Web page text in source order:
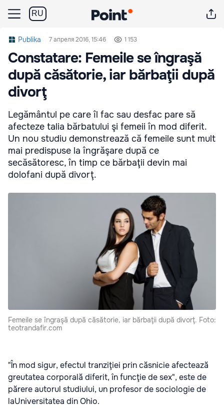
RU
Publika 7 апреля 2016, 15:46 1 153
Constatare: Femeile se îngraşă
după căsătorie, iar bărbaţii după
divorţ
Legământul pe care îl fac sau desfac pare să
afecteze talia bărbatului şi femeii în mod diferit.
Un nou studiu demonstrează că femeile sunt mult
mai predispuse la îngrăşare după ce
secăsătoresc, în timp ce bărbaţii devin mai
dolofani după divorţ.
Femeile se îngraşă după căsătorie, iar bărbaţii după divorţ. Foto:
teotrandafir.com
"În mod sigur, efectul tranziţiei prin căsnicie afectează
greutatea corporală diferit, în funcţie de sex", este de
părere autorul studiului, un profesor de sociologie de
laUniversitatea din Ohio.